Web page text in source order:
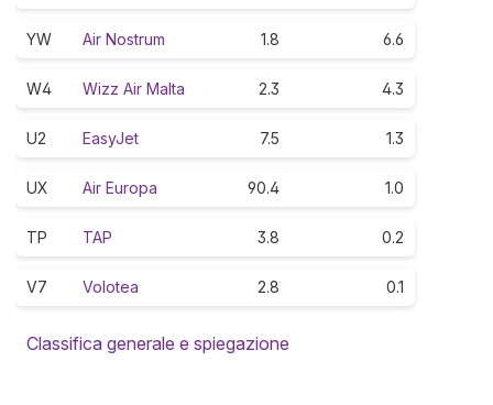
YW Air Nostrum 1.8 6.6
W4 Wizz Air Malta 2.3 4.3
U2 EasyJet 7.5 1.3
UX Air Europa 90.4 1.0
TP TAP 3.8 0.2
V7 Volotea 2.8 0.1
Classifica generale e spiegazione